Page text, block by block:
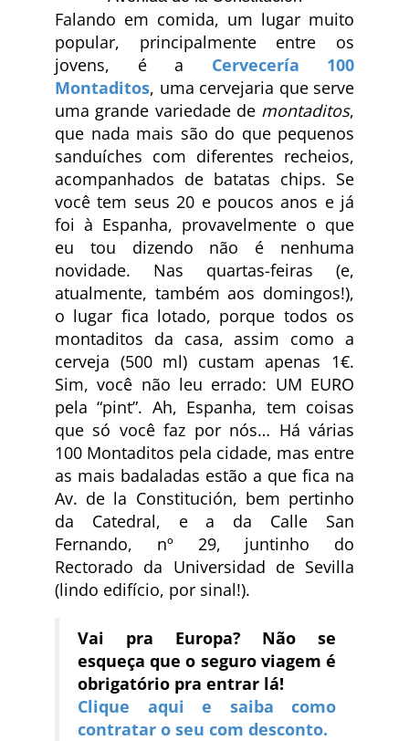
Falando em comida, um lugar muito
popular, principalmente entre os
jovens, é a Cervecería 100
Montaditos, uma cervejaria que serve
uma grande variedade de montaditos,
que nada mais são do que pequenos
sanduíches com diferentes recheios,
acompanhados de batatas chips. Se
você tem seus 20 e poucos anos e já
foi à Espanha, provavelmente o que
eu tou dizendo não é nenhuma
novidade. Nas quartas-feiras (e,
atualmente, também aos domingos!),
o lugar fica lotado, porque todos os
montaditos da casa, assim como a
cerveja (500 ml) custam apenas 1€.
Sim, você não leu errado: UM EURO
pela “pint”. Ah, Espanha, tem coisas
que só você faz por nós… Há várias
100 Montaditos pela cidade, mas entre
as mais badaladas estão a que fica na
Av. de la Constitución, bem pertinho
da Catedral, e a da Calle San
Fernando, nº 29, juntinho do
Rectorado da Universidad de Sevilla
(lindo edifício, por sinal!).
Vai pra Europa? Não se
esqueça que o seguro viagem é
obrigatório pra entrar lá!
Clique aqui e saiba como
contratar o seu com desconto.